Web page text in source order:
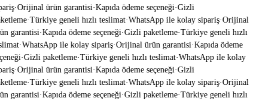
·Orijinal ürün garantisi·Kapıda ödeme seçeneği·Gizli
·Türkiye geneli hızlı teslimat·WhatsApp ile kolay sipariş·Orijinal
garantisi·Kapıda ödeme seçeneği·Gizli paketleme·Türkiye geneli hızlı
·WhatsApp ile kolay sipariş·Orijinal ürün garantisi·Kapıda ödeme
·Gizli paketleme·Türkiye geneli hızlı teslimat·WhatsApp ile kolay
·Orijinal ürün garantisi·Kapıda ödeme seçeneği·Gizli
·Türkiye geneli hızlı teslimat·WhatsApp ile kolay sipariş·Orijinal
garantisi·Kapıda ödeme seçeneği·Gizli paketleme·Türkiye geneli hızlı